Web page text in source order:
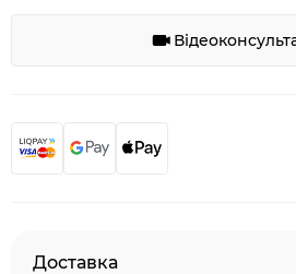
Доставка